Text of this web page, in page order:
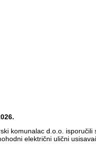
komunalac d.o.o. isporučili
električni ulični